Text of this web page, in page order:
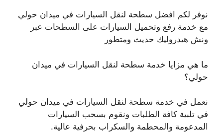
نوفر لكم افضل سطحة لنقل السيارات في ميدان حولي
مع خدمة رفع وتحميل السيارات على السطحات عبر
ونش هيدروليك حديث ومتطور
ما هي مزايا خدمة سطحة لنقل السيارات في ميدان
حولي؟
نعمل في خدمة سطحة لنقل السيارات في ميدان حولي
في تلبية كافة الطلبات ونقوم بسحب السيارات
المدعومة والمحطمة والسكراب بحرفية عالية.